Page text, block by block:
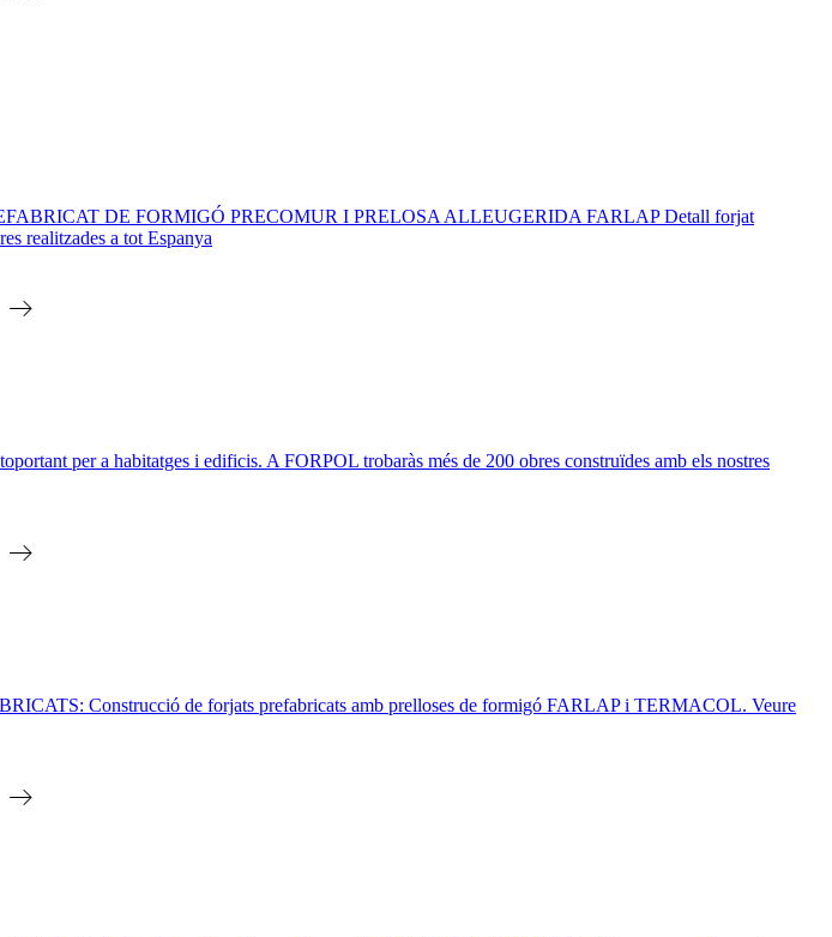
DE FORMIGÓ PRECOMUR I PRELOSA ALLEUGERIDA FARLAP Detall forjat
realitzades a tot Espanya
per a habitatges i edificis. A FORPOL trobaràs més de 200 obres construïdes amb els nostres
Construcció de forjats prefabricats amb prelloses de formigó FARLAP i TERMACOL. Veure